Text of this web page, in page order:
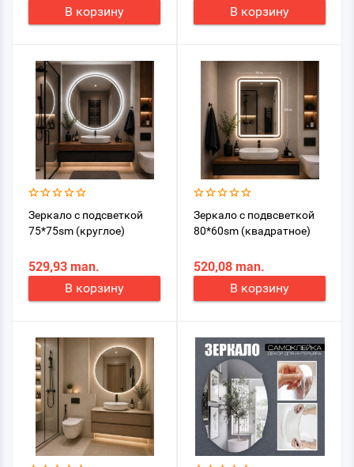
В корзину
В корзину
Зеркало с подсветкой
75*75sm (круглое)
529,93 man.
В корзину
Зеркало с подвсветкой
80*60sm (квадратное)
520,08 man.
В корзину